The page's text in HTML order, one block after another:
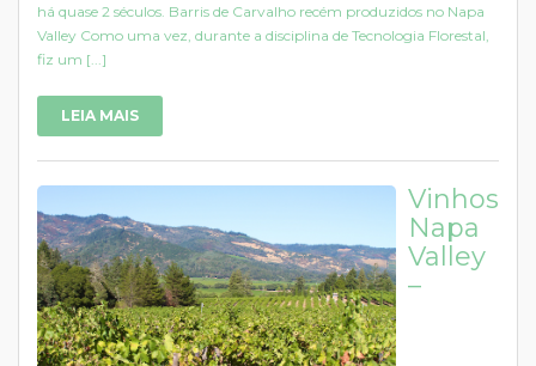
há quase 2 séculos. Barris de Carvalho recém produzidos no Napa
Valley Como uma vez, durante a disciplina de Tecnologia Florestal,
fiz um [...]
LEIA MAIS
Vinhos
Napa
Valley
–